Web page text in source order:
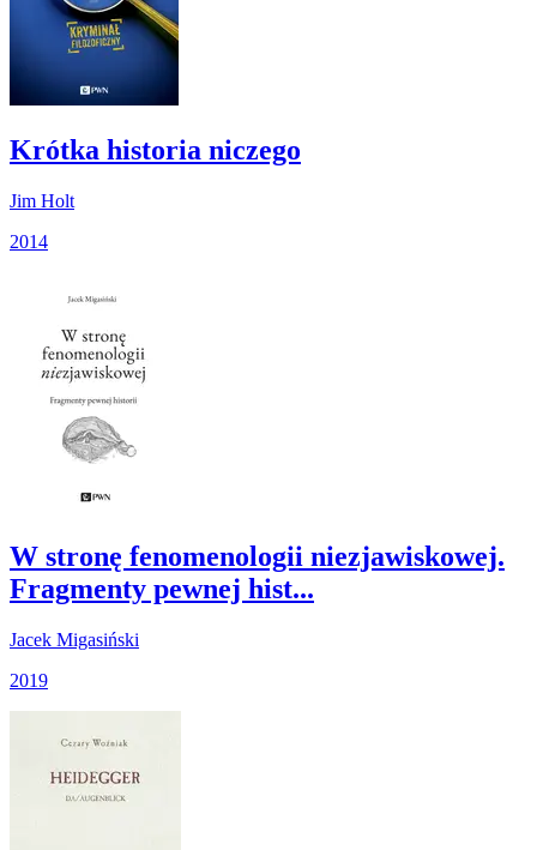
Krótka historia niczego
Jim Holt
2014
W stronę fenomenologii niezjawiskowej.
Fragmenty pewnej hist...
Jacek Migasiński
2019